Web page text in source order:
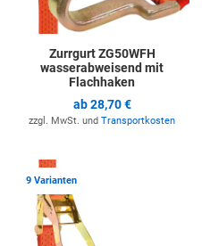
Zurrgurt ZG50WFH
wasserabweisend mit
Flachhaken
ab28,70 €
zzgl. MwSt. und Transportkosten
Zur Merkliste hinzufügen
9 Varianten